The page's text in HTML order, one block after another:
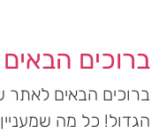
ברוכים
ברוכים הבאים לאתר
הגדול! כל מה